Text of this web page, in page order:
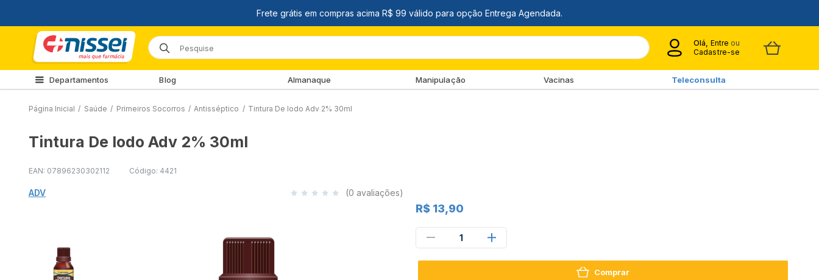
Olá, Entre ou
Cadastre-se
Departamentos Blog Almanaque Manipulação Vacinas Teleconsulta
Página Inicial / Saúde / Primeiros Socorros / Antisséptico / Tintura De Iodo Adv 2% 30ml
Tintura De Iodo Adv 2% 30ml
EAN: 07896230302112 Código: 4421
ADV (0 avaliações)
R$ 13,90
1
Comprar